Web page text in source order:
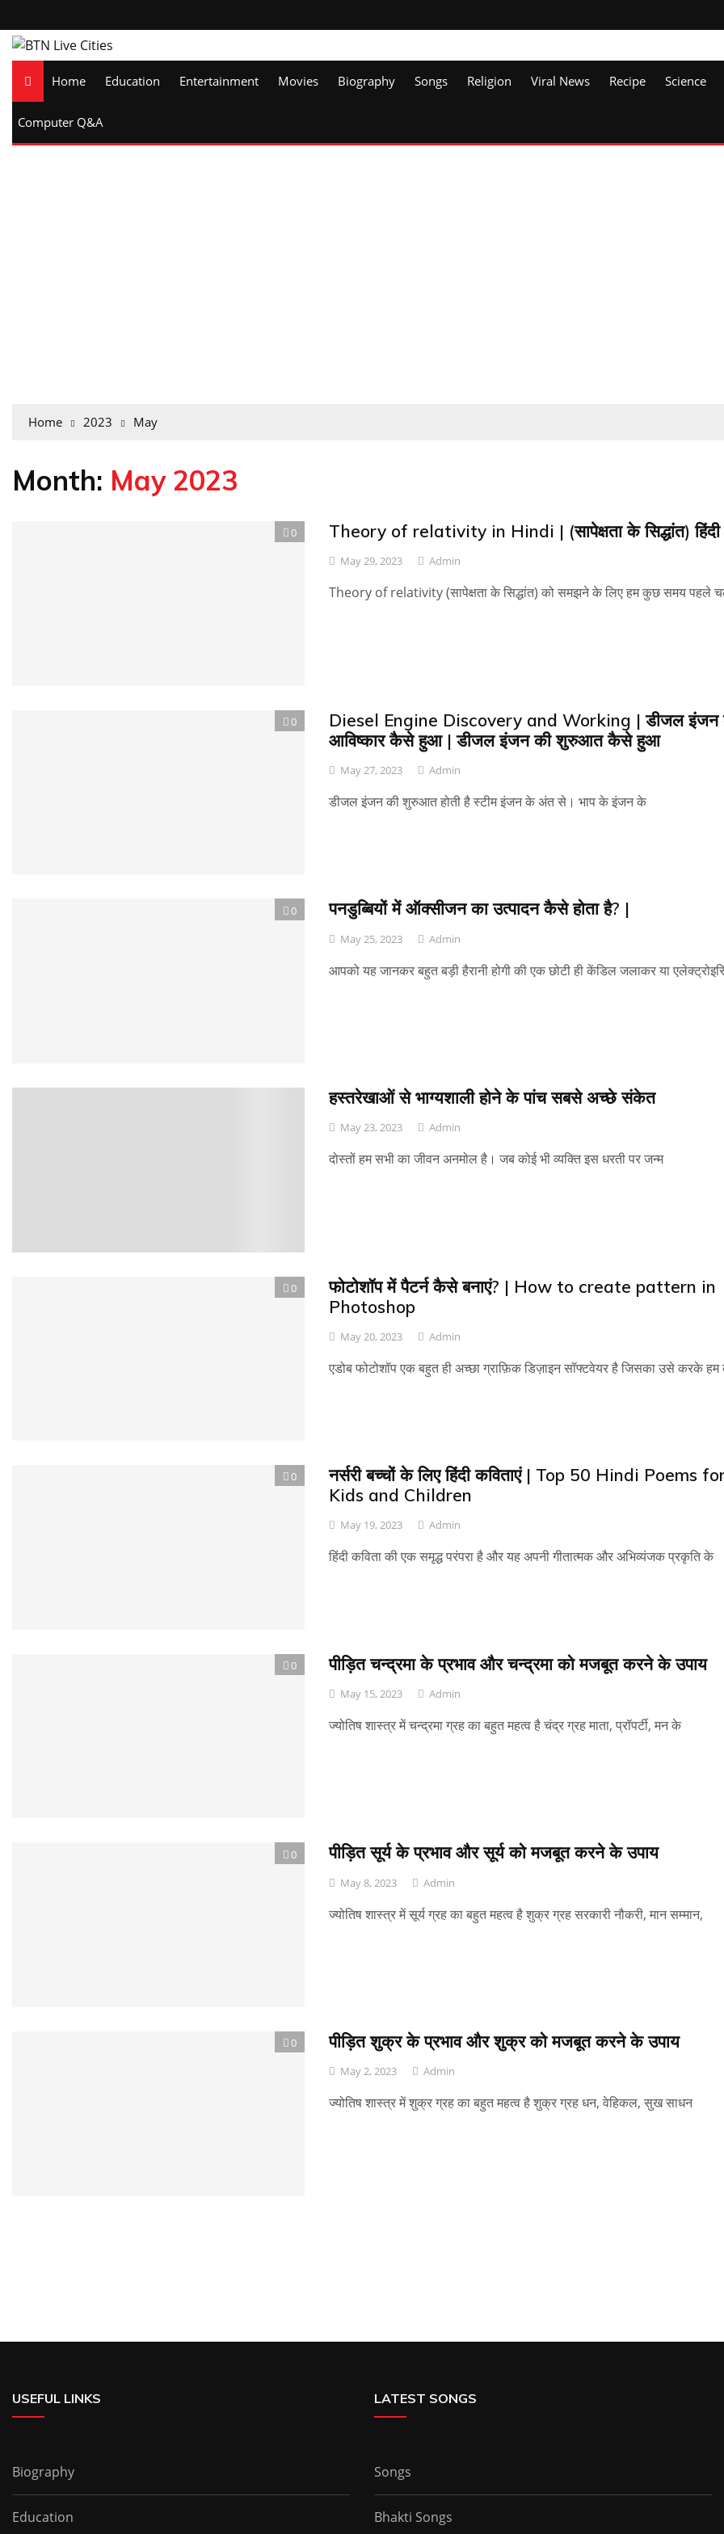
Home Education Entertainment Movies Biography Songs Religion Viral News Recipe Science
Computer Q&A
Home 2023 May
Month: May 2023
0 Theory of relativity in Hindi | (सापेक्षता के सिद्धांत) हिंदी
May 29, 2023 Admin
Theory of relativity (सापेक्षता के सिद्धांत) को समझने के लिए हम कुछ समय पहले
0
Diesel Engine Discovery and Working | डीजल इंजन
आविष्कार कैसे हुआ | डीजल इंजन की शुरुआत कैसे हुआ
May 27, 2023 Admin
डीजल इंजन की शुरुआत होती है स्टीम इंजन के अंत से। भाप के इंजन के
0 पनडुब्बियों में ऑक्सीजन का उत्पादन कैसे होता है? |
May 25, 2023 Admin
आपको यह जानकर बहुत बड़ी हैरानी होगी की एक छोटी ही केंडिल जलाकर या
हस्तरेखाओं से भाग्यशाली होने के पांच सबसे अच्छे संकेत
May 23, 2023 Admin
दोस्तों हम सभी का जीवन अनमोल है। जब कोई भी व्यक्ति इस धरती पर जन्म
0
फोटोशॉप में पैटर्न कैसे बनाएं? | How to create pattern in
Photoshop
May 20, 2023 Admin
एडोब फोटोशॉप एक बहुत ही अच्छा ग्राफ़िक डिज़ाइन सॉफ्टवेयर है जिसका उसे करके हम
0
नर्सरी बच्चों के लिए हिंदी कविताएं | Top 50 Hindi Poems
Kids and Children
May 19, 2023 Admin
हिंदी कविता की एक समृद्ध परंपरा है और यह अपनी गीतात्मक और अभिव्यंजक प्रकृति के
0 पीड़ित चन्द्रमा के प्रभाव और चन्द्रमा को मजबूत करने के उपाय
May 15, 2023 Admin
ज्योतिष शास्त्र में चन्द्रमा ग्रह का बहुत महत्व है चंद्र ग्रह माता, प्रॉपर्टी, मन के
0 पीड़ित सूर्य के प्रभाव और सूर्य को मजबूत करने के उपाय
May 8, 2023 Admin
ज्योतिष शास्त्र में सूर्य ग्रह का बहुत महत्व है शुक्र ग्रह सरकारी नौकरी, मान सम्मान,
0 पीड़ित शुक्र के प्रभाव और शुक्र को मजबूत करने के उपाय
May 2, 2023 Admin
ज्योतिष शास्त्र में शुक्र ग्रह का बहुत महत्व है शुक्र ग्रह धन, वेहिकल, सुख साधन
USEFUL LINKS
Biography
Education
LATEST SONGS
Songs
Bhakti Songs